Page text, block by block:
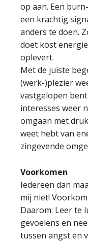
op aan. Een
een krachtig
anders te doen.
doet kost
oplevert.
Met de juiste
(werk-)plezier
vastgelopen
interesses weer
omgaan met
weet hebt van
zingevende
Voorkomen
Iedereen dan
mij niet!
Daarom: Leer te
gevoelens en
tussen angst en